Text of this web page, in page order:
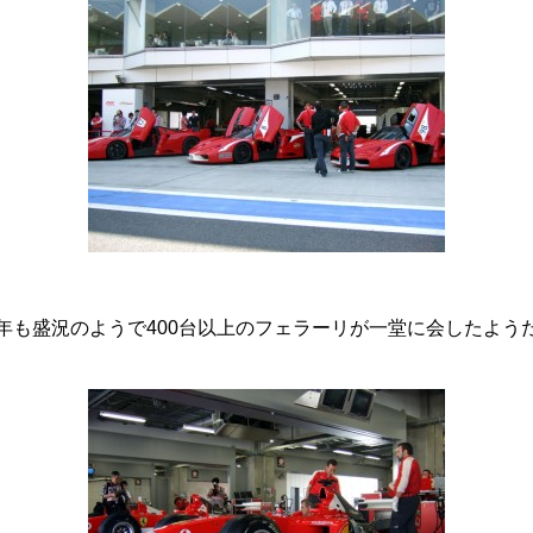
も盛況のようで400台以上のフェラーリが一堂に会したよう